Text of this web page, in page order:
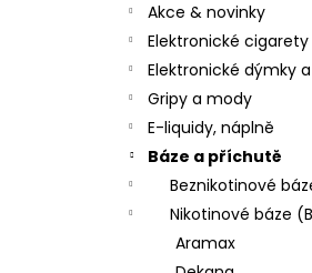
Akce & novinky
Elektronické cigarety
Elektronické dýmky
Gripy a mody
E-liquidy, náplně
Báze a příchutě
Beznikotinové
Nikotinové báze
Aramax